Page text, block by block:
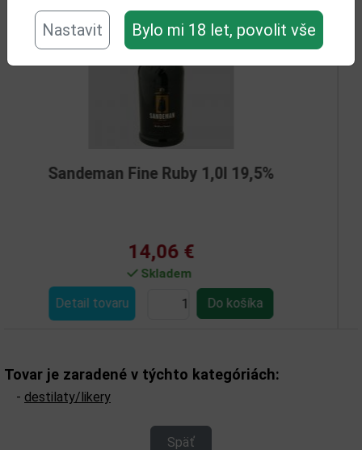
Nastavit Bylo mi 18 let, povolit vše
Ruby 1,0l 19,5% Rum Worthy
Tovar je zaradené v týchto kategóriách:
- destilaty/likery
Späť